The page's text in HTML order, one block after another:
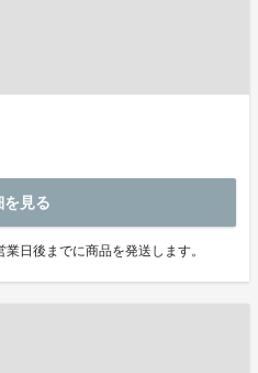
を見る
日後までに商品を発送します。